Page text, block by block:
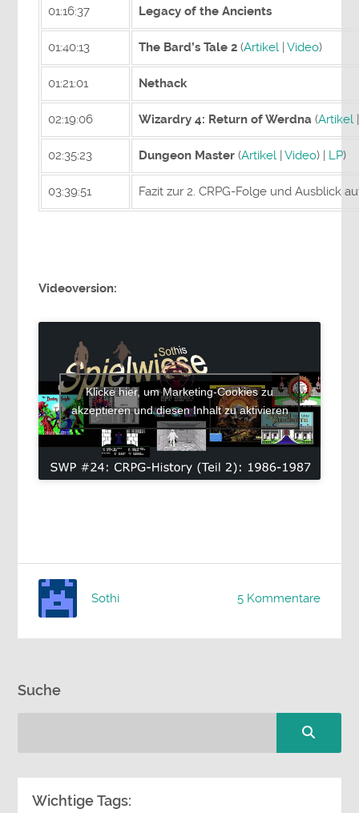
01:16:37 Legacy of the Ancients
01:40:13 The Bard’s Tale 2(Artikel |Video)
01:21:01 Nethack
02:19:06 Wizardry 4: Return of Werdna (Artikel
02:35:23 Dungeon Master (Artikel |Video) | LP)
03:39:51 Fazit zur 2. CRPG-Folge und Ausblick
Videoversion:
Klicke hier, um Marketing-Cookies zu
akzeptieren und diesen Inhalt zu aktivieren
5 Kommentare
Sothi
Suche
Wichtige Tags: